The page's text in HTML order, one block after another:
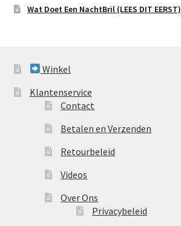
Wat Doet Een NachtBril (LEES DIT EERST)
Winkel
Klantenservice
Contact
Betalen en Verzenden
Retourbeleid
Videos
Over Ons
Privacybeleid